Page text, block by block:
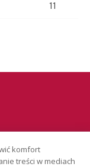
11
komfort
treści w mediach